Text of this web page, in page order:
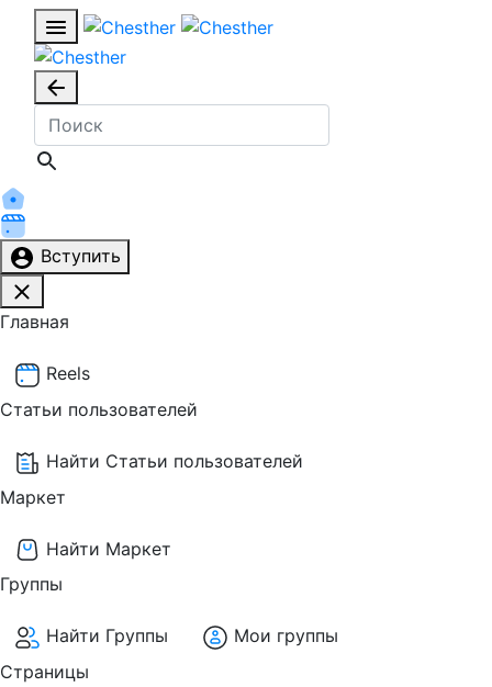
Вступить
Главная
Reels
Статьи пользователей
Найти Статьи пользователей
Маркет
Найти Маркет
Группы
Найти Группы
Мои группы
Страницы